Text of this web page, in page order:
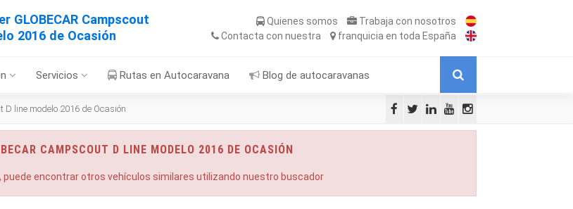
GLOBECAR Campscout
2016 de Ocasión
Quienes somos Trabaja con nosotros
Contacta con nuestra franquicia en toda España
Servicios Rutas en Autocaravana Blog de autocaravanas
line modelo 2016 de Ocasión
CAMPSCOUT D LINE MODELO 2016 DE OCASIÓN
puede encontrar otros vehículos similares utilizando nuestro buscador